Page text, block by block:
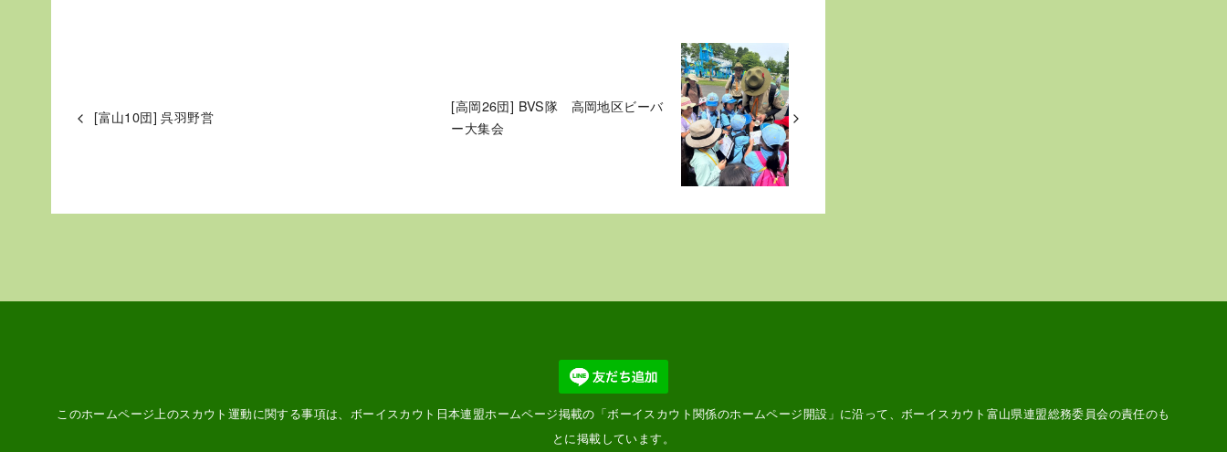
[富山10団] 呉羽野営
[高岡26団] BVS隊 高岡地区ビーバ
ー大集会
このホームページ上のスカウト運動に関する事項は、ボーイスカウト日本連盟ホームページ掲載の「ボーイスカウト関係のホームページ開設 」に沿って、ボーイスカウト富山県連盟総務委員会の責任のも
とに掲載しています。